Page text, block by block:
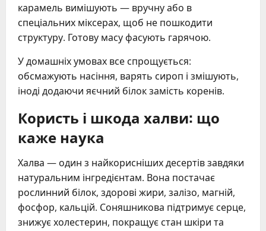
карамель вимішують — вручну або в
спеціальних міксерах, щоб не пошкодити
структуру. Готову масу фасують гарячою.
У домашніх умовах все спрощується:
обсмажують насіння, варять сироп і змішують,
іноді додаючи яєчний білок замість коренів.
Користь і шкода халви: що
каже наука
Халва — один з найкорисніших десертів завдяки
натуральним інгредієнтам. Вона постачає
рослинний білок, здорові жири, залізо, магній,
фосфор, кальцій. Соняшникова підтримує серце,
знижує холестерин, покращує стан шкіри та